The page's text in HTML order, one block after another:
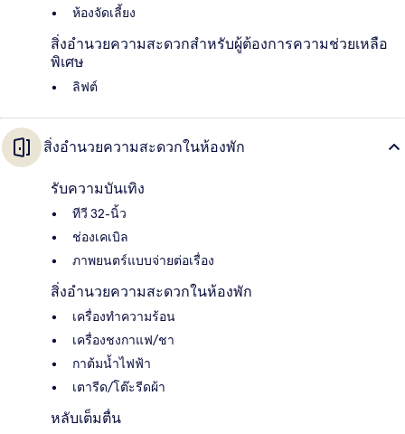
ห้องจัดเลี้ยง
สิ่งอำนวยความสะดวกสำหรับผู้ต้องการความช่วยเหลือ
พิเศษ
ลิฟต์
สิ่งอำนวยความสะดวกในห้องพัก
รับความบันเทิง
ทีวี 32-นิ้ว
ช่องเคเบิล
ภาพยนตร์แบบจ่ายต่อเรื่อง
สิ่งอำนวยความสะดวกในห้องพัก
เครื่องทำความร้อน
เครื่องชงกาแฟ/ชา
กาต้มน้ำไฟฟ้า
เตารีด/โต๊ะรีดผ้า
หลับเต็มตื่น